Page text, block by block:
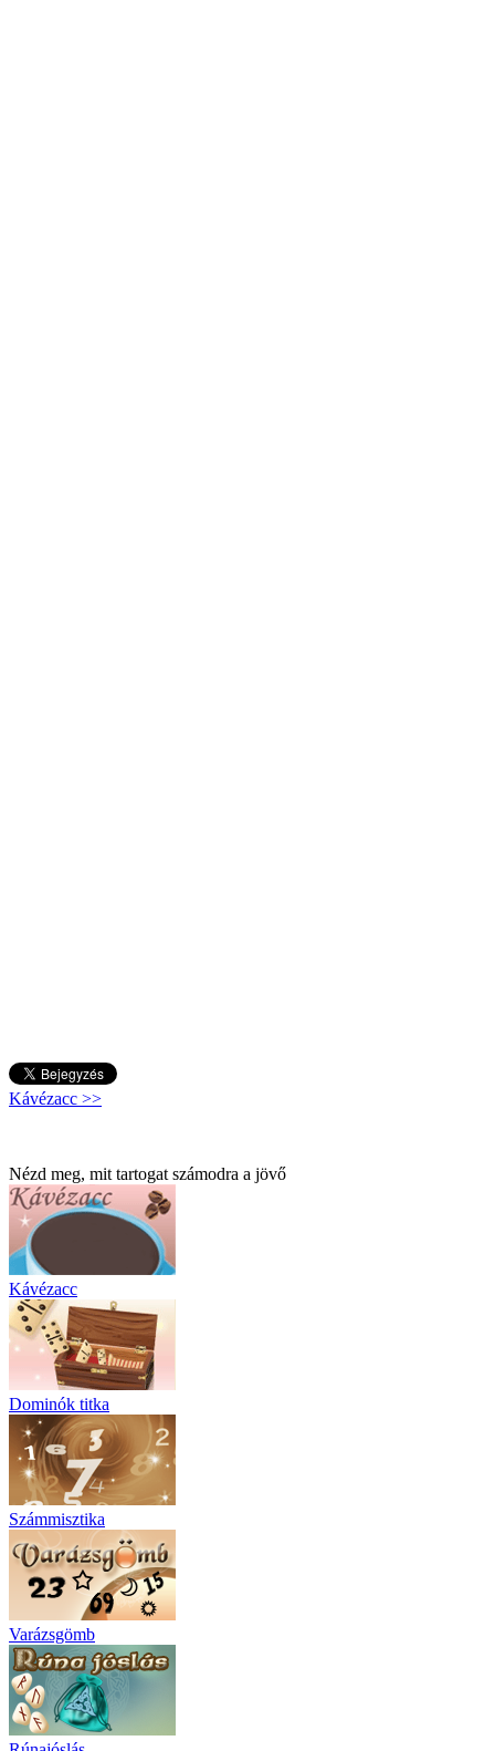
Kávézacc >>
Nézd meg, mit tartogat számodra a jövő
Kávézacc
Dominók titka
Számmisztika
Varázsgömb